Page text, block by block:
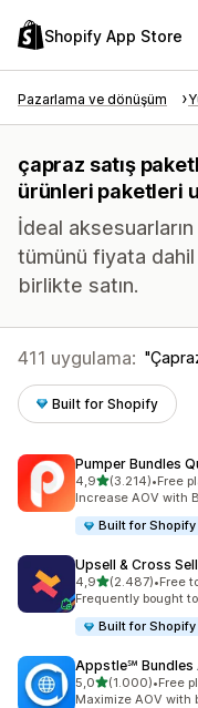
Shopify App Store
Pazarlama ve dönüşüm
çapraz satış
ürünleri paketleri
İdeal
tümünü fiyata
birlikte satın.
411 uygulama:
Built for Shopify
Pumper Bundles
4,95 yıldız
(3.214)
toplam 3214 •Free
Increase AOV with
Built for Shopify
Upsell & Cross
4,95 yıldız
(2.487)
toplam 2487 •Free
Frequently bought
Built for Shopify
Appstle℠ Bundles
5,05 yıldız
(1.000)
toplam 1000 •Free
Maximize AOV with